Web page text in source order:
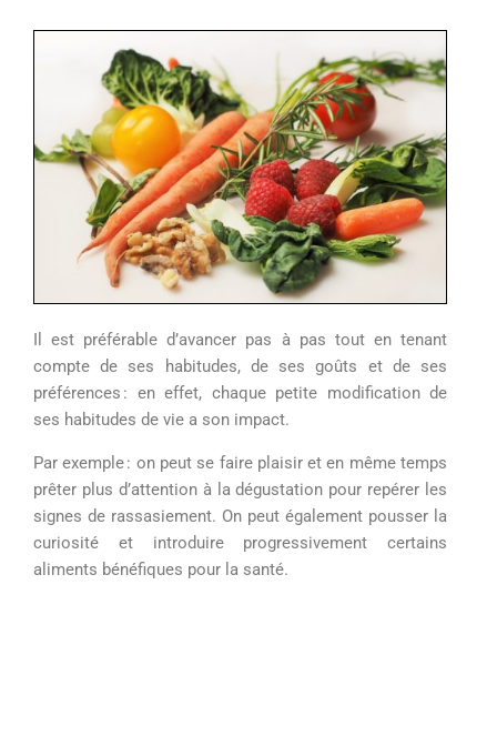
I l est préférable d’avancer pas à pas tout en tenant
compte de ses habitudes, de ses goûts et de ses
préférences : en effet, chaque petite modification de
ses habitudes de vie a son impact.
Par exemple: on peut se faireplaisir et en même temps
prêter plus d’attention à la dégustation pour repérer les
signes de rassasiement. On peut également pousser la
curiosité etintroduire progressivement certains
aliments bénéfiques pour la santé.